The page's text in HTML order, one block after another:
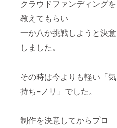
クラウドファンディングを
教えてもらい
一か八か挑戦しようと決意
しました。
その時は今よりも軽い「気
持ち=ノリ」でした。
制作を決意してからプロ